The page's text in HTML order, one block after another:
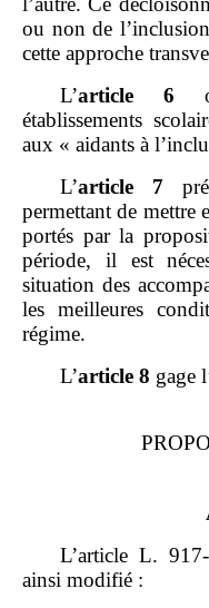
ou non de
cette approche
L’article 6
établissements
aux « aidants à
L’article 7
permettant de mettre
portés par la
période, il est
situation des
les meilleures
régime.
L’article 8 gage
L’article L.
ainsi modifié :